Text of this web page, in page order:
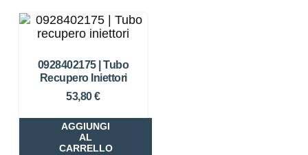
0928402175 | Tubo
Recupero Iniettori
53,80€
AGGIUNGI
AL
CARRELLO